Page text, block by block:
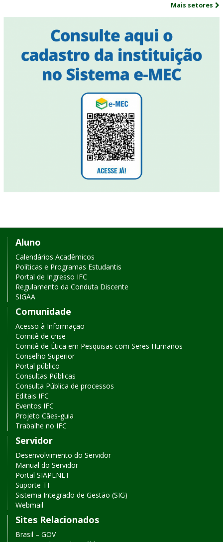
Mais setores
Links
de
acesso
rápido
Aluno
Calendários Acadêmicos
Políticas e Programas Estudantis
Portal de Ingresso IFC
Regulamento da Conduta Discente
SIGAA
Comunidade
Acesso à Informação
Comitê de crise
Comitê de Ética em Pesquisas com Seres Humanos
Conselho Superior
Portal público
Consultas Públicas
Consulta Pública de processos
Editais IFC
Eventos IFC
Projeto Cães-guia
Trabalhe no IFC
Servidor
Desenvolvimento do Servidor
Manual do Servidor
Portal SIAPENET
Suporte TI
Sistema Integrado de Gestão (SIG)
Webmail
Sites Relacionados
Brasil – GOV